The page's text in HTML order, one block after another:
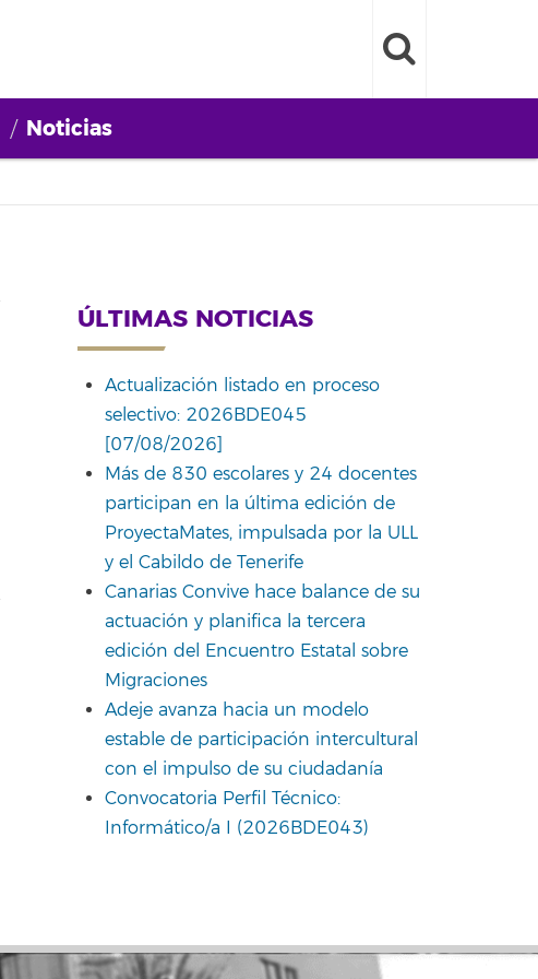
Noticias
ÚLTIMAS NOTICIAS
Actualización listado en proceso
selectivo: 2026BDE045
[07/08/2026]
Más de 830 escolares y 24 docentes
participan en la última edición de
ProyectaMates, impulsada por la ULL
y el Cabildo de Tenerife
Canarias Convive hace balance de su
actuación y planifica la tercera
edición del Encuentro Estatal sobre
Migraciones
Adeje avanza hacia un modelo
estable de participación intercultural
con el impulso de su ciudadanía
Convocatoria Perfil Técnico:
Informático/a I (2026BDE043)